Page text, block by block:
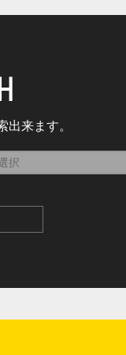
出来ます。